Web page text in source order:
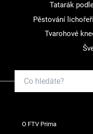
Tatarák
Pěstování
Tvarohové
O FTV Prima